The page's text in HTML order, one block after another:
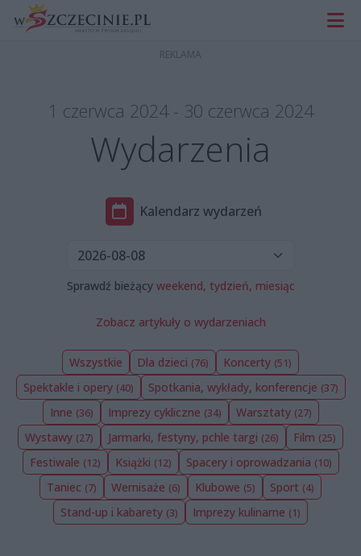
1 czerwca 2024 - 30 czerwca 2024
Wydarzenia
Kalendarz wydarzeń
Sprawdź bieżący weekend, tydzień, miesiąc
Zobacz artykuły o wydarzeniach
Wszystkie Dla dzieci (76) Koncerty (51)
Spektakle i opery (40) Spotkania, wykłady, konferencje (37)
Inne (36) Imprezy cykliczne (34) Warsztaty (27)
Wystawy (27) Jarmarki, festyny, pchle targi (26) Film (25)
Festiwale (12) Książki (12) Spacery i oprowadzania (10)
Taniec (7) Wernisaże (6) Klubowe (5) Sport (4)
Stand-up i kabarety (3) Imprezy kulinarne (1)